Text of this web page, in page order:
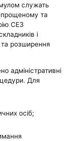
служать
та
СЕЗ
і
та розширення
адміністративні
Для
осіб;